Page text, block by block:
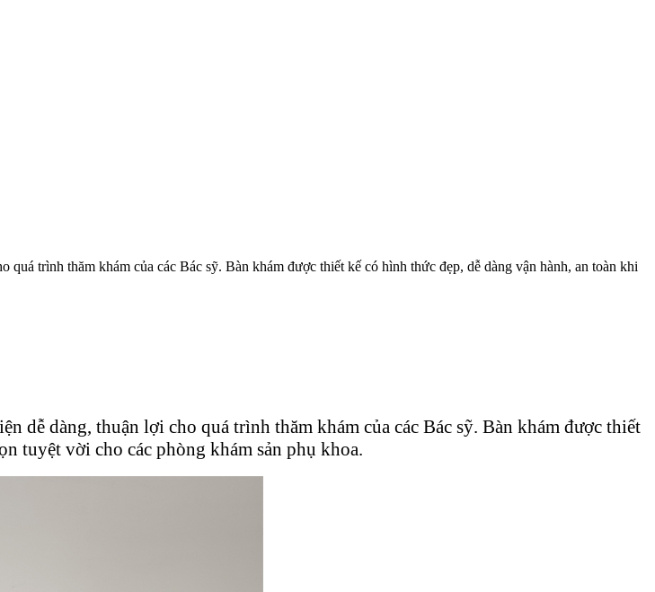
quá trình thăm khám của các Bác sỹ. Bàn khám được thiết kế có hình thức đẹp, dễ dàng vận hành, an toàn khi
dễ dàng, thuận lợi cho quá trình thăm khám của các Bác sỹ. Bàn khám được thiết
tuyệt vời cho các phòng khám sản phụ khoa.